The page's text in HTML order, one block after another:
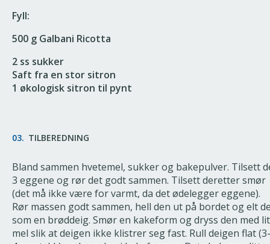
Fyll:
500 g Galbani Ricotta
2 ss sukker
Saft fra en stor sitron
1 økologisk sitron til pynt
03. TILBEREDNING
Bland sammen hvetemel, sukker og bakepulver. Tilsett
3 eggene og rør det godt sammen. Tilsett deretter smør
(det må ikke være for varmt, da det ødelegger eggene).
Rør massen godt sammen, hell den ut på bordet og elt
som en brøddeig. Smør en kakeform og dryss den med
mel slik at deigen ikke klistrer seg fast. Rull deigen flat